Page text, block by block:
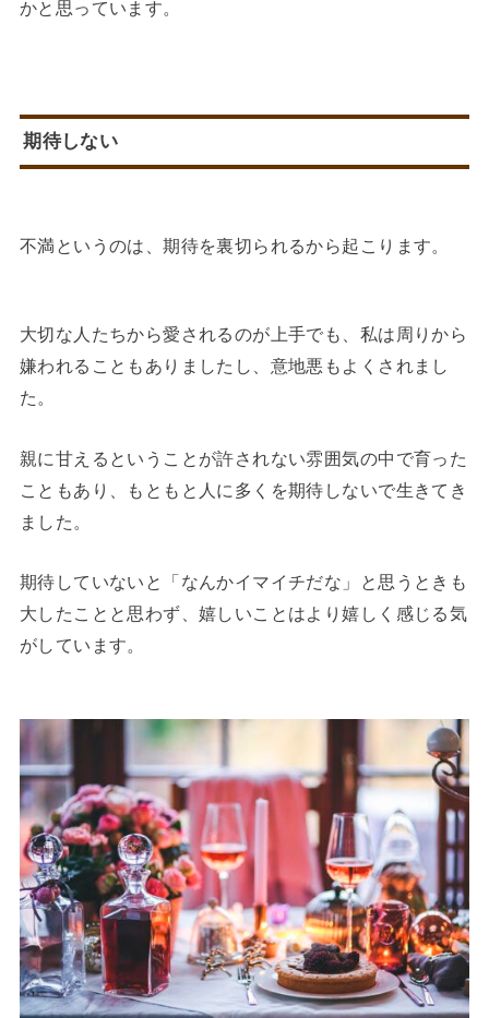
かと思っています。
期待しない
不満というのは、期待を裏切られるから起こります。
大切な人たちから愛されるのが上手でも、私は周りから
嫌われることもありましたし、意地悪もよくされまし
た。
親に甘えるということが許されない雰囲気の中で育った
こともあり、もともと人に多くを期待しないで生きてき
ました。
期待していないと「なんかイマイチだな」と思うときも
大したことと思わず、嬉しいことはより嬉しく感じる気
がしています。